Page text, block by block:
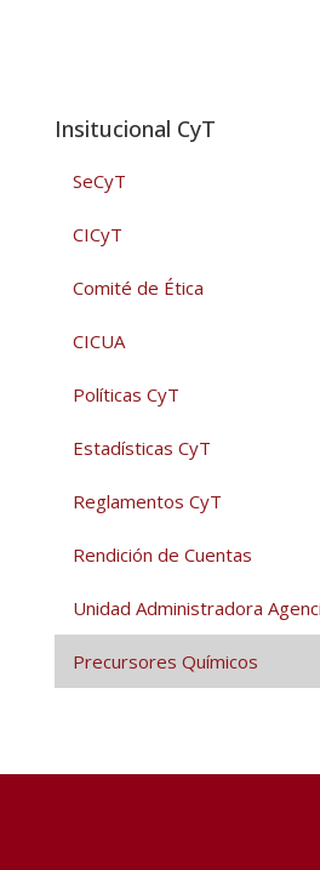
Insitucional CyT
SeCyT
CICyT
Comité de Ética
CICUA
Políticas CyT
Estadísticas CyT
Reglamentos CyT
Rendición de Cuentas
Unidad Administradora
Precursores Químicos